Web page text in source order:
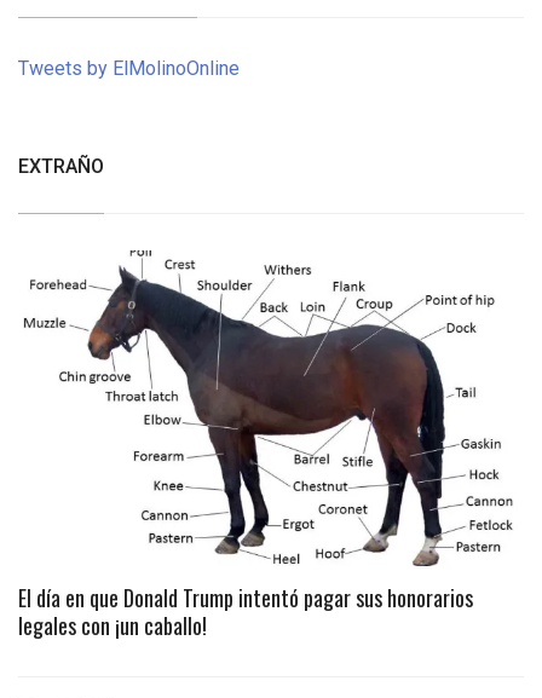
Tweets by ElMolinoOnline
EXTRAÑO
El día en que Donald Trump intentó pagar sus honorarios
legales con ¡un caballo!